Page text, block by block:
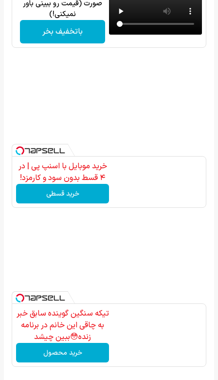
صورت (قیمت رو ببینی باور
نمیکنی!)
باتخفیف بخر
خرید موبایل با اسنپ پی | در
۴ قسط بدون سود و کارمزد!
خرید قسطی
تیکه سنگین گوینده سابق خبر
به چاقی این خانم در برنامه
زنده😳ببین چیشد
خرید محصول